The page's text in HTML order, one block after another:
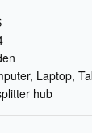
Laptop,
hub